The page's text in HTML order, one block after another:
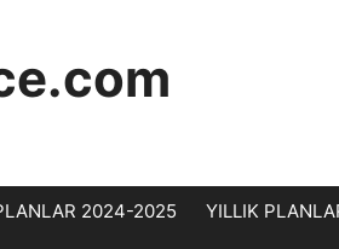
2024-2025 YILLIK